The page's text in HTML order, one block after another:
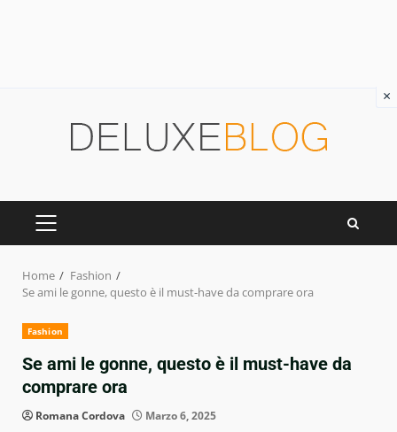
PRIMARY
Home
Fashion
Se ami le gonne, questo è il must-have da comprare ora
Fashion
Se ami le gonne, questo è il must-have da
comprare ora
Romana Cordova Marzo 6, 2025
×